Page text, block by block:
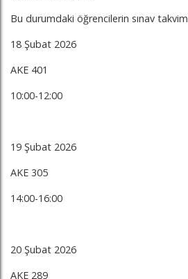
Bu durumdaki öğrencilerin sınav
18 Şubat 2026
AKE 401
10:00-12:00
19 Şubat 2026
AKE 305
14:00-16:00
20 Şubat 2026
AKE 289